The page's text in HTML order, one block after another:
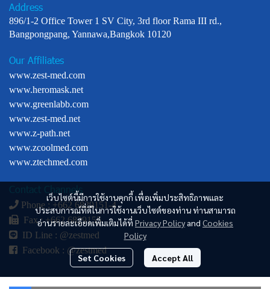
เว็บไซต์นี้มีการใช้งานคุกกี้ เพื่อเพิ่มประสิทธิภาพและ
ประสบการณ์ที่ดีในการใช้งานเว็บไซต์ของท่าน ท่านสามารถ
อ่านรายละเอียดเพิ่มเติมได้ที่ Privacy Policy and Cookies
Policy
Set Cookies Accept All
Address
896/1-2 Office Tower 1 SV City, 3rd floor Rama III rd.,
Bangpongpang, Yannawa,Bangkok 10120
Our Affiliates
www.zest-med.com
www.heromask.net
www.greenlabb.com
www.zest-med.net
www.z-path.net
www.zcoolmed.com
www.ztechmed.com
Contact Channels
Phone : +662 6829151-4
Fax : +662 6829155
ID Line : @zestmed
Facebook : @zestmed